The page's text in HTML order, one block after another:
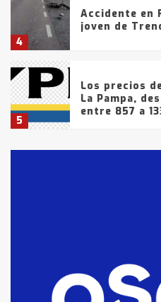
4
Accidente en
joven de
5
Los precios
La Pampa,
entre 857 a
fueron
tarde del